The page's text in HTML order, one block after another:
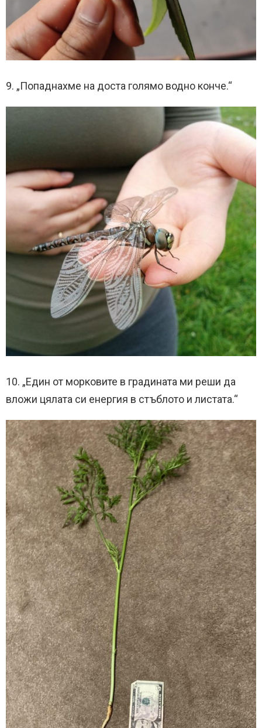
9. „Попаднахме на доста голямо водно конче.“
10. „Един от морковите в градината ми реши да
вложи цялата си енергия в стъблото и листата.“